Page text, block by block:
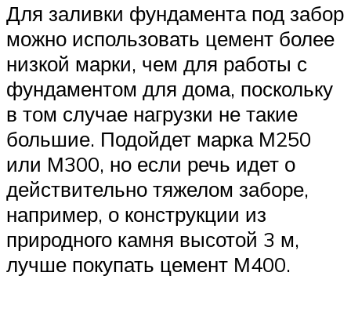
Для заливки фундамента под забор
можно использовать цемент более
низкой марки, чем для работы с
фундаментом для дома, поскольку
в том случае нагрузки не такие
большие. Подойдет марка М250
или М300, но если речь идет о
действительно тяжелом заборе,
например, о конструкции из
природного камня высотой 3 м,
лучше покупать цемент М400.